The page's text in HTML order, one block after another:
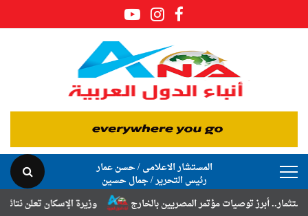
المستشار الاعلامى / حسن عمار
رئيس التحرير / جمال حسين
وزيرة الإسكان تعلن نتائج قرعة
توصيات مؤتمر المصريين بالخارج